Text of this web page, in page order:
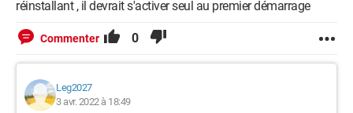
réinstallant , il devrait s'activer seul au premier démarrage
Commenter 0
Leg2027
3 avr. 2022 à 18:49